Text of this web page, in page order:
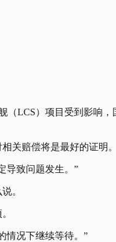
（LCS）项目受到影响
关赔偿将是最好的证明。
导致问题发生。”
。
情况下继续等待。”